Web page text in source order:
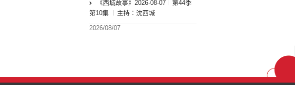
《西城故事》2026-08-07︱第44季
第10集 ︱主持：沈西城
2026/08/07